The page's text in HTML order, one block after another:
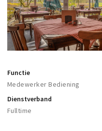
Winkelgebieden
Parkeren
Musea, theaters & podia
Uitjes & activiteiten
Toeristische routes
Functie
Medewerker Bediening
Dienstverband
Fulltime